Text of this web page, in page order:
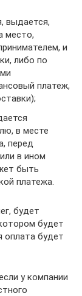
выдается,
место,
и
либо по
платеж,
в месте
перед
в ином
быть
платежа.
будет
будет
оплата будет
у компании